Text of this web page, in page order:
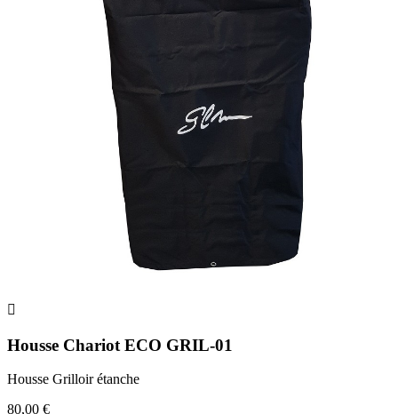

Housse Chariot ECO GRIL-01
Housse Grilloir étanche
80,00 €